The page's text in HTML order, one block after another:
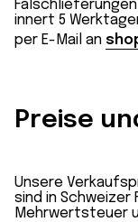
innert 5
per E-Mail an
Preise
Unsere
sind in Schweizer
Mehrwertsteuer